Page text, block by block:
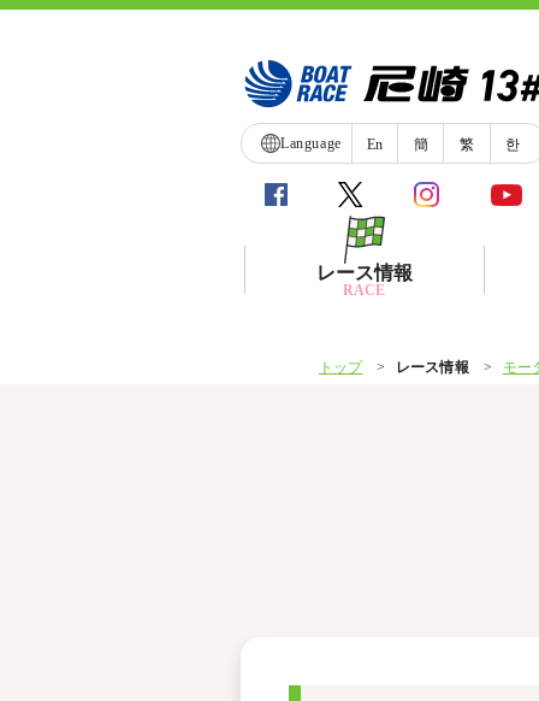
Language En 簡 繁 한
レース情報
RACE
ボートデータ
トップ レース情報 モー